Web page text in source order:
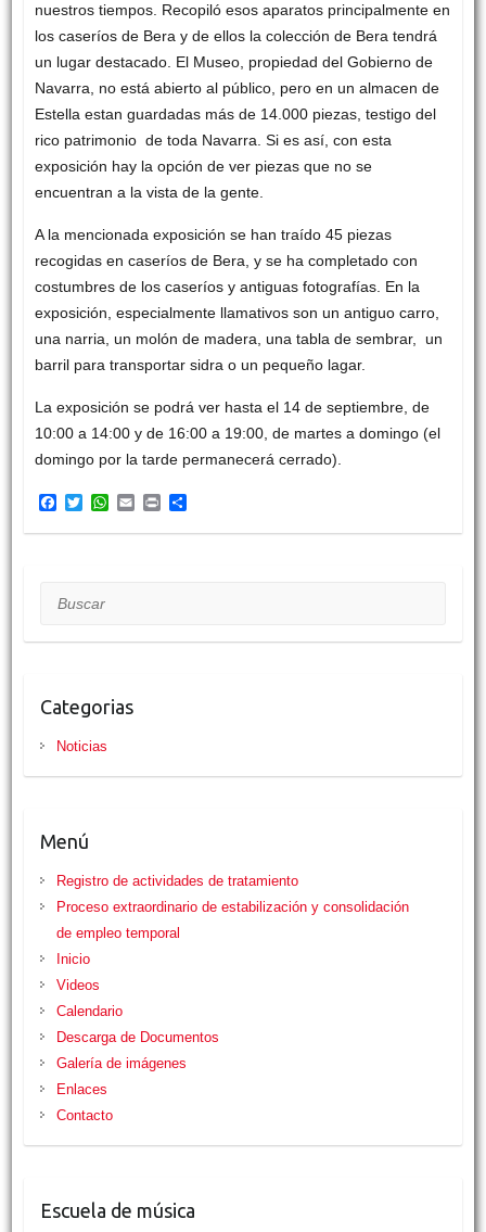
nuestros tiempos. Recopiló esos aparatos principalmente en
los caseríos de Bera y de ellos la colección de Bera tendrá
un lugar destacado. El Museo, propiedad del Gobierno de
Navarra, no está abierto al público, pero en un almacen de
Estella estan guardadas más de 14.000 piezas, testigo del
rico patrimonio de toda Navarra. Si es así, con esta
exposición hay la opción de ver piezas que no se
encuentran a la vista de la gente.
A la mencionada exposición se han traído 45 piezas
recogidas en caseríos de Bera, y se ha completado con
costumbres de los caseríos y antiguas fotografías. En la
exposición, especialmente llamativos son un antiguo carro,
una narria, un molón de madera, una tabla de sembrar, un
barril para transportar sidra o un pequeño lagar.
La exposición se podrá ver hasta el 14 de septiembre, de
10:00 a 14:00 y de 16:00 a 19:00, de martes a domingo (el
domingo por la tarde permanecerá cerrado).
F
c
o
T
i
r
W
a
E
a
P
i
C
m
r
Buscar
Categorias
Noticias
Menú
Registro de actividades de tratamiento
Proceso extraordinario de estabilización y consolidación
de empleo temporal
Inicio
Videos
Calendario
Descarga de Documentos
Galería de imágenes
Enlaces
Contacto
Escuela de música